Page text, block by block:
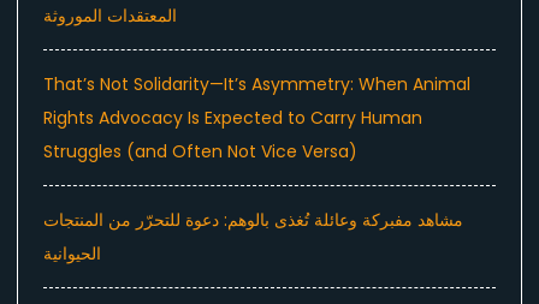
المعتقدات الموروثة
That’s Not Solidarity—It’s Asymmetry: When Animal
Rights Advocacy Is Expected to Carry Human
Struggles (and Often Not Vice Versa)
مشاهد مفبركة وعائلة تُغذى بالوهم: دعوة للتحرّر من المنتجات
الحيوانية